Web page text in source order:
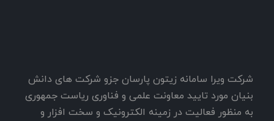
شرکت ویرا سامانه زیتون پارسان جزو شرکت های دانش
بنیان مورد تایید معاونت علمی و فناوری ریاست جمهوری
به منظور فعاليت در زمينه الکترونیک و سخت افزار و